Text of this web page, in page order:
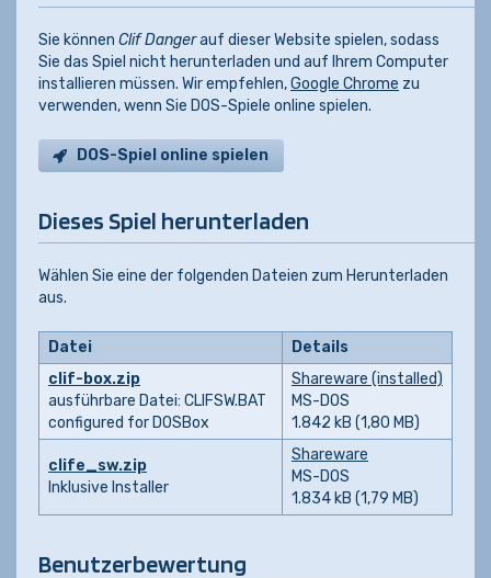
Sie können Clif Dangerauf dieser Website spielen, sodass
Sie das Spiel nicht herunterladen und auf Ihrem Computer
installieren müssen. Wir empfehlen,Google Chrome zu
verwenden, wenn Sie DOS-Spiele online spielen.
DOS-Spiel online spielen
Dieses Spiel herunterladen
Wählen Sie eine der folgenden Dateien zum Herunterladen
aus.
Datei
Details
clif-box.zip
ausführbare Datei: CLIFSW.BAT
configured for DOSBox
Shareware (installed)
MS-DOS
1.842 kB (1,80 MB)
clife_sw.zip
Inklusive Installer
Shareware
MS-DOS
1.834 kB (1,79 MB)
Benutzerbewertung